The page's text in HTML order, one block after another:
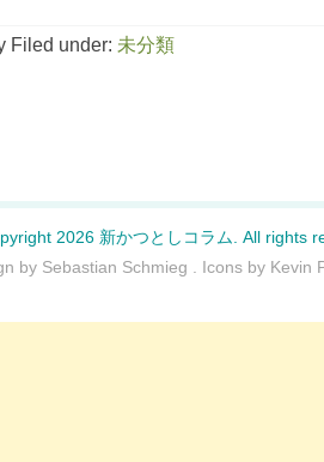
Filed under: 未分類
2026 新かつとしコラム. All rights
by Sebastian Schmieg . Icons by Kevin